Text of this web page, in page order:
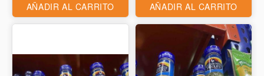
AÑADIR AL CARRITO AÑADIR AL CARRITO